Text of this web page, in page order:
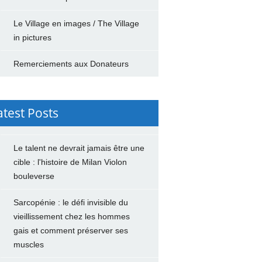
Le Village en images / The Village
in pictures
Remerciements aux Donateurs
Posts
Le talent ne devrait jamais être une
cible : l'histoire de Milan Violon
bouleverse
Sarcopénie : le défi invisible du
vieillissement chez les hommes
gais et comment préserver ses
muscles